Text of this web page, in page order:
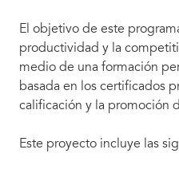
El objetivo de este
productividad y la
medio de una formación
basada en los certificados
calificación y la promoción
Este proyecto incluye las